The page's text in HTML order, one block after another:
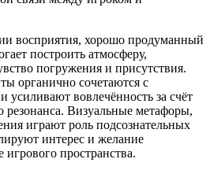
восприятия, хорошо продуманный
построить атмосферу,
погружения и присутствия.
органично сочетаются с
вовлечённость за счёт
резонанса. Визуальные метафоры,
играют роль подсознательных
интерес и желание
пространства.